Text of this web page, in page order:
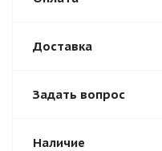
Доставка
Задать вопрос
Наличие